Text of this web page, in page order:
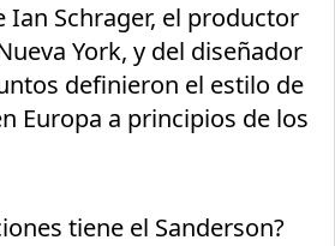
Ian Schrager, el productor
York, y del diseñador
definieron el estilo de
Europa a principios de los
tiene el Sanderson?